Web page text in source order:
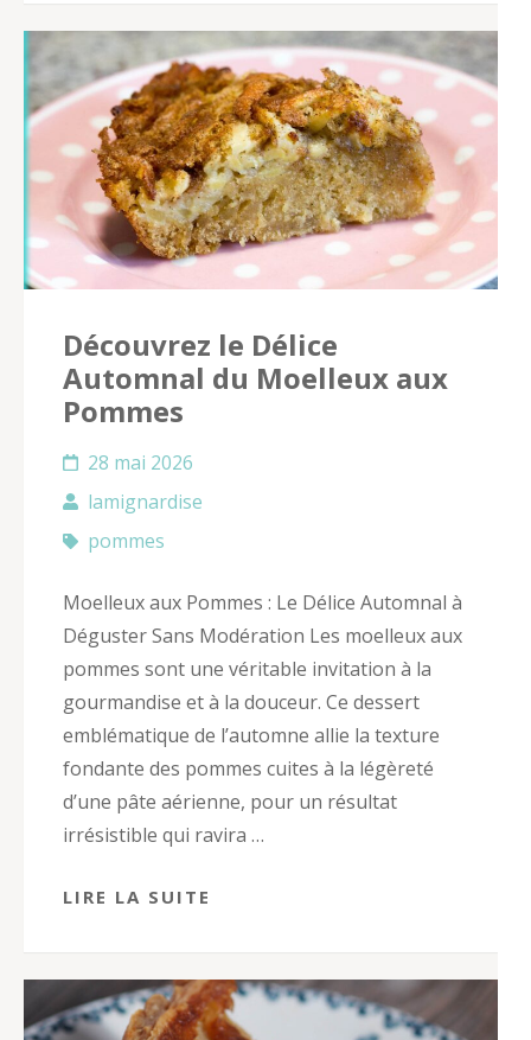
Découvrez le Délice
Automnal du Moelleux aux
Pommes
28 mai 2026
lamignardise
pommes
Moelleux aux Pommes : Le Délice Automnal à
Déguster Sans Modération Les moelleux aux
pommes sont une véritable invitation à la
gourmandise et à la douceur. Ce dessert
emblématique de l’automne allie la texture
fondante des pommes cuites à la légèreté
d’une pâte aérienne, pour un résultat
irrésistible qui ravira …
LIRE LA SUITE